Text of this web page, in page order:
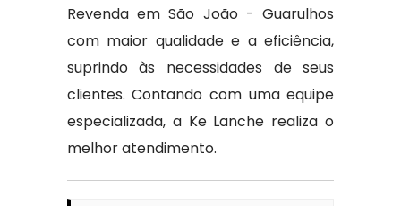
Revenda em São João - Guarulhos
com maior qualidade e a eficiência,
suprindo às necessidades de seus
clientes. Contando com uma equipe
especializada, a Ke Lanche realiza o
melhor atendimento.